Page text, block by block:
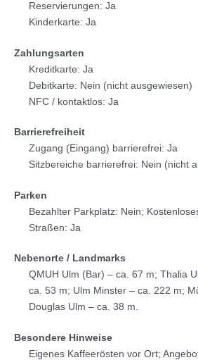
Reservierungen: Ja
Kinderkarte: Ja
Zahlungsarten
Kreditkarte: Ja
Debitkarte: Nein (nicht ausgewiesen)
NFC / kontaktlos: Ja
Barrierefreiheit
Zugang (Eingang) barrierefrei: Ja
Sitzbereiche barrierefrei: Nein (nicht
Parken
Bezahlter Parkplatz: Nein;
Straßen: Ja
Nebenorte / Landmarks
QMUH Ulm (Bar) – ca. 67 m; Thalia
ca. 53 m; Ulm Minster – ca. 222 m;
Douglas Ulm – ca. 38 m.
Besondere Hinweise
Eigenes Kaffeerösten vor Ort;